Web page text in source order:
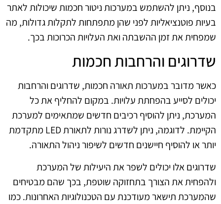
בנוסף, ניתן להשתמש במערכות ניטור חכמות שיכולות לאתר
בעיות פוטנציאליות לפני שהן מתפתחות לתקלות גדולות, מה
שמפחית את זמן ההשבתה ואת העלויות הכרוכות בכך.
שדרוגים והרחבות חכמות
כאשר מדובר במערכות תאורה חכמות, שדרוגים והרחבות
יכולים לסייע בהפחתת עלויות. במקום להחליף את כל
המערכת, ניתן להוסיף רכיבים חדשים שמתאימים למערכת
הקיימת. לדוגמה, ניתן לשדרג נורות לתאורת LED מתקדמת
יותר או להוסיף חיישנים חדשים לשיפור ניהול התאורה.
שדרוגים אלו יכולים לשפר את היעילות של המערכת
ולהפחית את הצורך בתחזוקה שוטפת, בכך שהם מבטיחים
שהמערכת תישאר מעודכנת עם הטכנולוגיות האחרונות. כמו